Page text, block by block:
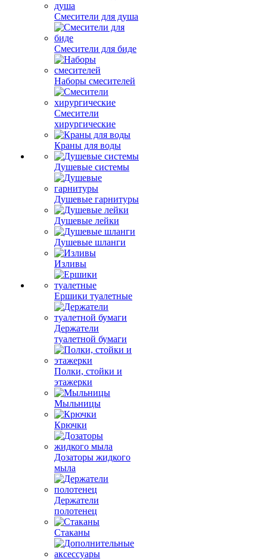
Смесители для душа
Смесители для биде
Наборы смесителей
Смесители
хирургические
Краны для воды
Душевые системы
Душевые гарнитуры
Душевые лейки
Душевые шланги
Изливы
Ершики туалетные
Держатели
туалетной бумаги
Полки, стойки и
этажерки
Мыльницы
Крючки
Дозаторы жидкого
мыла
Держатели
полотенец
Стаканы